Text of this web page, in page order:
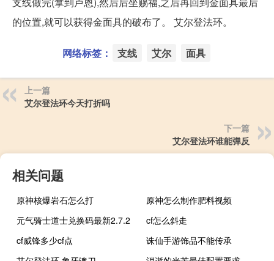
的位置,就可以获得金面具的破布了。 艾尔登法环。
网络标签： 支线 艾尔 面具
上一篇
艾尔登法环今天打折吗
下一篇
艾尔登法环谁能弹反
相关问题
原神核爆岩石怎么打
原神怎么制作肥料视频
元气骑士道士兑换码最新2.7.2
cf怎么斜走
cf威锋多少cf点
诛仙手游饰品不能传承